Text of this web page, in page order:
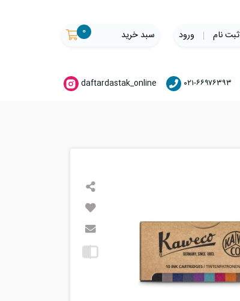
ثبت نام ورود سبد خرید ۰
۰۲۱-۶۶۹۷۶۳۹۳ daftardastak_online